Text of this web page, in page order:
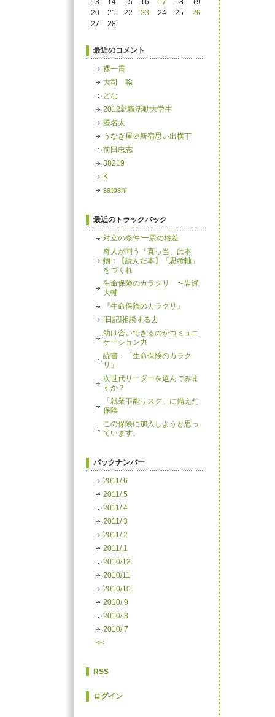
13
14 15 16 17 18
19
20
21 22 23 24 25
26
27
28
最近のコメント
裸一貫
大司 聡
どな
2012就職活動大学生
匿名太
うなぎ屋＠新宿思い出横丁
前田忠志
38219
K
satoshi
最近のトラックバック
対立の条件:一票の格差
奇人が問う「真っ当」は本
物：【読んだ本】「思考軸」
をつくれ
生命保険のカラクリ 〜岩瀬
大輔
『生命保険のカラクリ』
[日記]相談する力
助け合いできるのがコミュニ
ケーション力
読書：「生命保険のカラク
リ」
次世代リーダーを選んでみま
すか？
「就業不能リスク」に備えた
保険
この保険に加入しようと思っ
ています。
バックナンバー
2011/ 6
2011/ 5
2011/ 4
2011/ 3
2011/ 2
2011/ 1
2010/12
2010/11
2010/10
2010/ 9
2010/ 8
2010/ 7
<<
RSS
ログイン